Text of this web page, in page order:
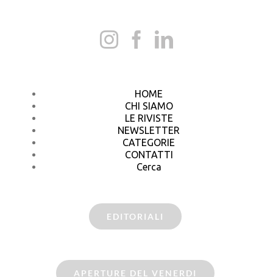
HOME
CHI SIAMO
LE RIVISTE
NEWSLETTER
CATEGORIE
CONTATTI
Cerca
EDITORIALI
APERTURE DEL VENERDI